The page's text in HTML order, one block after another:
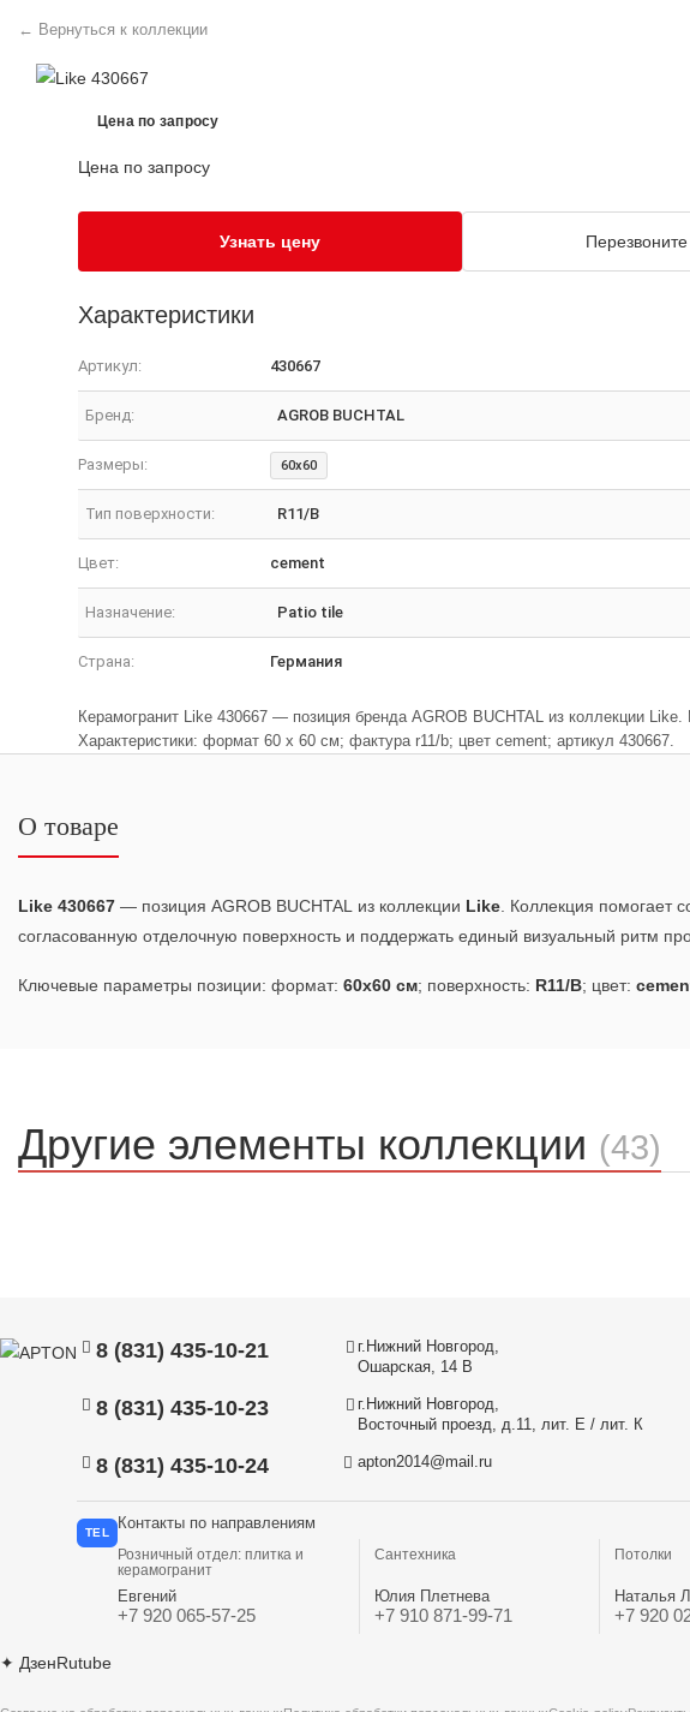
← Вернуться к коллекции
Цена по запросу
Цена по запросу
Узнать цену
Характеристики
Артикул: 430667
Бренд: AGROB BUCHTAL
Размеры: 60x60
Тип поверхности: R11/B
Цвет: cement
Назначение: Patio tile
Страна: Германия
Керамогранит Like 430667 — позиция бренда AGROB BUCHTAL из коллекции
Характеристики: формат 60 x 60 см; фактура r11/b; цвет cement; артикул 430667.
О товаре
Like 430667 — позиция AGROB BUCHTAL из коллекции Like. Коллекция помогает
согласованную отделочную поверхность и поддержать единый визуальный ритм
Ключевые параметры позиции: формат: 60x60 см; поверхность: R11/B; цвет:
Другие элементы коллекции (43)
8 (831) 435-10-21
8 (831) 435-10-23
8 (831) 435-10-24
г.Нижний Новгород,
Ошарская, 14 В
г.Нижний Новгород,
Восточный проезд, д.11, лит. Е / лит. К
apton2014@mail.ru
TEL
Контакты по направлениям
Розничный отдел: плитка и
керамогранит
Евгений
+7 920 065-57-25
Сантехника
Юлия Плетнева
+7 910 871-99-71
Потолки
Наталья
+7 920
✦ ДзенRutube